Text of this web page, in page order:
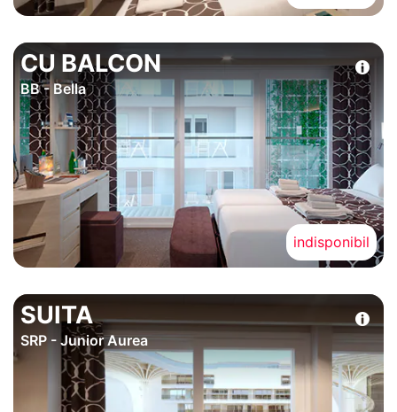
CU BALCON
BB - Bella
indisponibil
SUITA
SRP - Junior Aurea